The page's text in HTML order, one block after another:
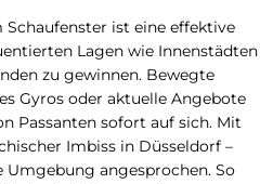
ist eine effektive
Lagen wie Innenstädten
zu gewinnen. Bewegte
Gyros oder aktuelle Angebote
Passanten sofort auf sich. Mit
Imbiss in Düsseldorf –
angesprochen. So